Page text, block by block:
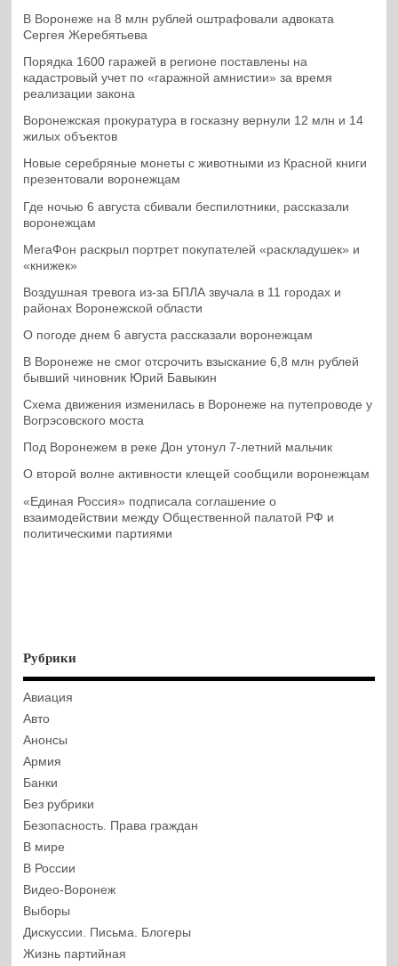
В Воронеже на 8 млн рублей оштрафовали адвоката
Сергея Жеребятьева
Порядка 1600 гаражей в регионе поставлены на
кадастровый учет по «гаражной амнистии» за время
реализации закона
Воронежская прокуратура в госказну вернули 12 млн и 14
жилых объектов
Новые серебряные монеты с животными из Красной книги
презентовали воронежцам
Где ночью 6 августа сбивали беспилотники, рассказали
воронежцам
МегаФон раскрыл портрет покупателей «раскладушек» и
«книжек»
Воздушная тревога из-за БПЛА звучала в 11 городах и
районах Воронежской области
О погоде днем 6 августа рассказали воронежцам
В Воронеже не смог отсрочить взыскание 6,8 млн рублей
бывший чиновник Юрий Бавыкин
Схема движения изменилась в Воронеже на путепроводе у
Вогрэсовского моста
Под Воронежем в реке Дон утонул 7-летний мальчик
О второй волне активности клещей сообщили воронежцам
«Единая Россия» подписала соглашение о
взаимодействии между Общественной палатой РФ и
политическими партиями
Рубрики
Авиация
Авто
Анонсы
Армия
Банки
Без рубрики
Безопасность. Права граждан
В мире
В России
Видео-Воронеж
Выборы
Дискуссии. Письма. Блогеры
Жизнь партийная